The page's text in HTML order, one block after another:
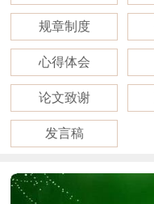
规章制度
心得体会
论文致谢
发言稿